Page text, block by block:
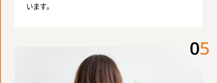
います。
05